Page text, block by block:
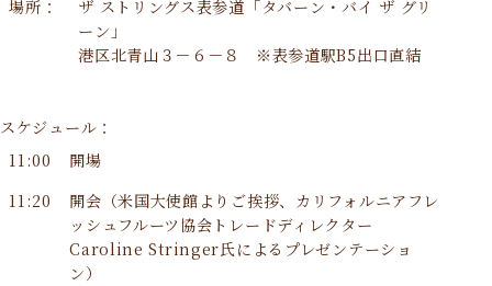
場所：
ザ ストリングス表参道「タバーン・バイ ザ グリ
ーン」
港区北青山３－６－８ ※表参道駅B5出口直結
スケジュール：
11:00
開場
11:20
開会（米国大使館よりご挨拶、カリフォルニアフレ
ッシュフルーツ協会トレードディレクター
Caroline Stringer氏によるプレゼンテーショ
ン）